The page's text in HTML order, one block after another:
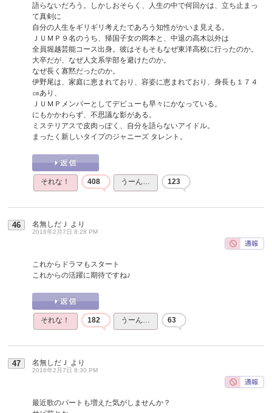
語らないだろう。しかしおそらく、人生の中で何回かは、立ち止まっ
て真剣に
自分の人生をギリギリ考えたであろう知性がかいま見える。
ＪＵＭＰ９名のうち、帰国子女の岡本と、中退の高木以外は
全員堀越芸能コース出身。彼はそもそもなぜ東洋高校に行ったのか。
大卒だが、なぜ人文系学部を避けたのか。
なぜ長く寡黙だったのか。
伊野尾は、家庭に恵まれており、容姿に恵まれており、身長も１７４
㎝あり、
ＪＵＭＰメンバーとしてデビューも早々にかなっている。
にもかかわらず、不思議な影がある。
ミステリアスで皮肉っぽく、自分を語らないアイドル。
まったく新しいタイプのジャニーズ タレント。
それな！ 408 うーん… 123
46 名無しだＪ より
2016年2月7日 8:28 PM
これからドラマもスタート
これからの活躍に期待ですね♪
それな！ 182 うーん… 63
47 名無しだＪ より
2016年2月7日 8:30 PM
最近歌のパートも増えた気がしませんか？